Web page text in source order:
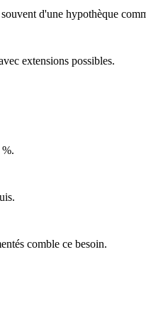
d'une hypothèque
extensions possibles.
comble ce besoin.